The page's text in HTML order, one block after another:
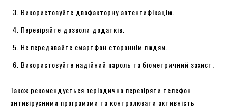
Використовуйте двофакторну автентифікацію.
Перевіряйте дозволи додатків.
Не передавайте смартфон стороннім людям.
Використовуйте надійний пароль та біометричний захист.
Також рекомендується періодично перевіряти телефон
антивірусними програмами та контролювати активність